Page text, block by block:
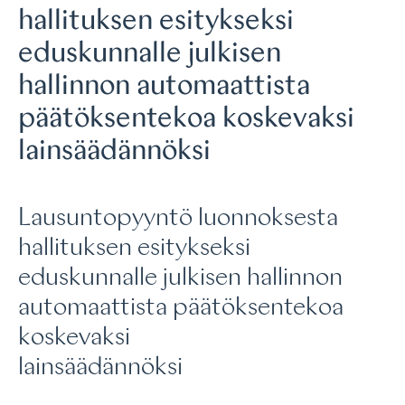
hallituksen esitykseksi
eduskunnalle julkisen
hallinnon automaattista
päätöksentekoa koskevaksi
lainsäädännöksi
Lausuntopyyntö luonnoksesta
hallituksen esitykseksi
eduskunnalle julkisen hallinnon
automaattista päätöksentekoa
koskevaksi
lainsäädännöksi